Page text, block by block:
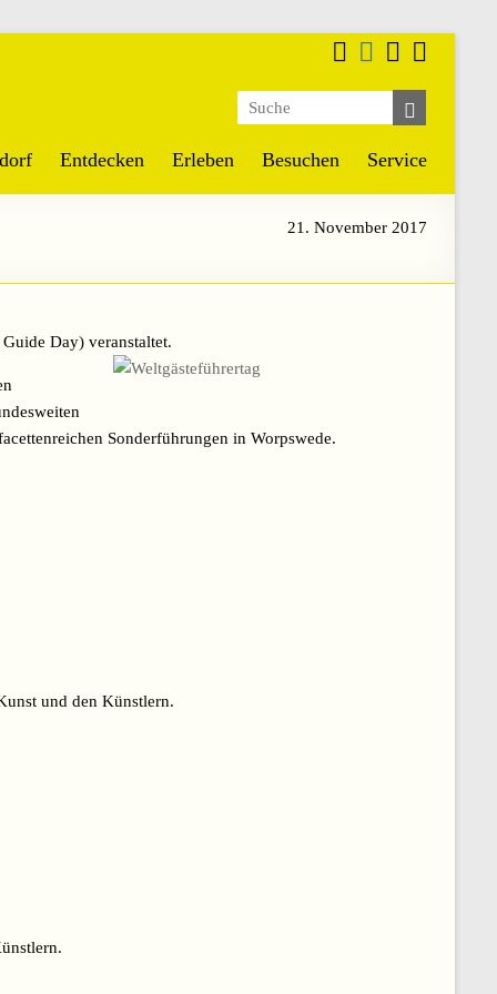
Entdecken Erleben Besuchen Service
21. November 2017
Day) veranstaltet.
Sonderführungen in Worpswede.
und den Künstlern.